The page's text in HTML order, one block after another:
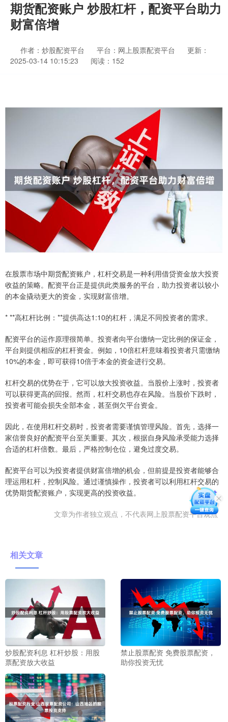
期货配资账户 炒股杠杆，配资平台助力
财富倍增
作者：炒股配资平台 平台：网上股票配资平台
更新：
2025-03-14 10:15:23
阅读：152
在股票市场中期货配资账户，杠杆交易是一种利用借贷资金放大投资
收益的策略。配资平台正是提供此类服务的平台，助力投资者以较小
的本金撬动更大的资金，实现财富倍增。
* **高杠杆比例：**提供高达1:10的杠杆，满足不同投资者的需求。
配资平台的运作原理很简单。投资者向平台缴纳一定比例的保证金，
平台则提供相应的杠杆资金。例如，10倍杠杆意味着投资者只需缴纳
10%的本金，即可获得10倍于本金的资金进行交易。
杠杆交易的优势在于，它可以放大投资收益。当股价上涨时，投资者
可以获得更高的回报。然而，杠杆交易也存在风险。当股价下跌时，
投资者可能会损失全部本金，甚至倒欠平台资金。
因此，在使用杠杆交易时，投资者需要谨慎管理风险。首先，选择一
家信誉良好的配资平台至关重要。其次，根据自身风险承受能力选择
合适的杠杆倍数。最后，严格控制仓位，避免过度交易。
配资平台可以为投资者提供财富倍增的机会，但前提是投资者能够合
理运用杠杆，控制风险。通过谨慎操作，投资者可以利用杠杆交易的
优势期货配资账户，实现更高的投资收益。
文章为作者独立观点，不代表网上股票配资平台观点
相关文章
炒股配资利息 杠杆炒股：用股
票配资放大收益
禁止股票配资 免费股票配资，
助你投资无忧